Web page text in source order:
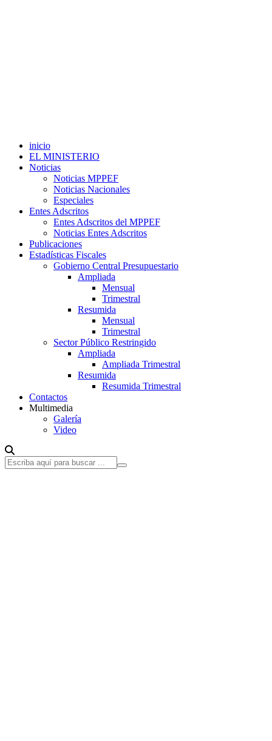
inicio
EL MINISTERIO
Noticias
Noticias MPPEF
Noticias Nacionales
Especiales
Entes Adscritos
Entes Adscritos del MPPEF
Noticias Entes Adscritos
Publicaciones
Estadísticas Fiscales
Gobierno Central Presupuestario
Ampliada
Mensual
Trimestral
Resumida
Mensual
Trimestral
Sector Público Restringido
Ampliada
Ampliada Trimestral
Resumida
Resumida Trimestral
Contactos
Multimedia
Galería
Video